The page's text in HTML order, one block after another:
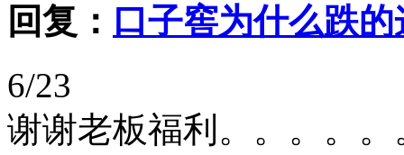
回复： 口子窖为什么跌
6/23
谢谢老板福利。。。。。